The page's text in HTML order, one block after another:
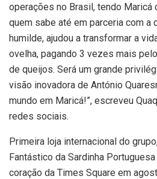
operações no Brasil, tendo Maricá
quem sabe até em parceria com a
humilde, ajudou a transformar a
ovelha, pagando 3 vezes mais
de queijos. Será um grande
visão inovadora de António
mundo em Maricá!”, escreveu
redes sociais.
Primeira loja internacional do
Fantástico da Sardinha
coração da Times Square em